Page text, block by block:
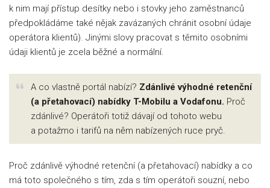
k nim mají přístup desítky nebo i stovky jeho zaměstnanců
předpokládáme také nějak zavázaných chránit osobní údaje
operátora klientů). Jinými slovy pracovat s těmito osobními
údaji klientů je zcela běžné a normální.
A co vlastně portál nabízí? Zdánlivé výhodné retenční
(a přetahovací) nabídky T-Mobilu a Vodafonu. Proč
zdánlivé? Operátoři totiž dávají od tohoto webu
a potažmo i tarifů na něm nabízených ruce pryč.
Proč zdánlivě výhodné retenční (a přetahovací) nabídky a co
má toto společného s tím, zda s tím operátoři souzní, nebo